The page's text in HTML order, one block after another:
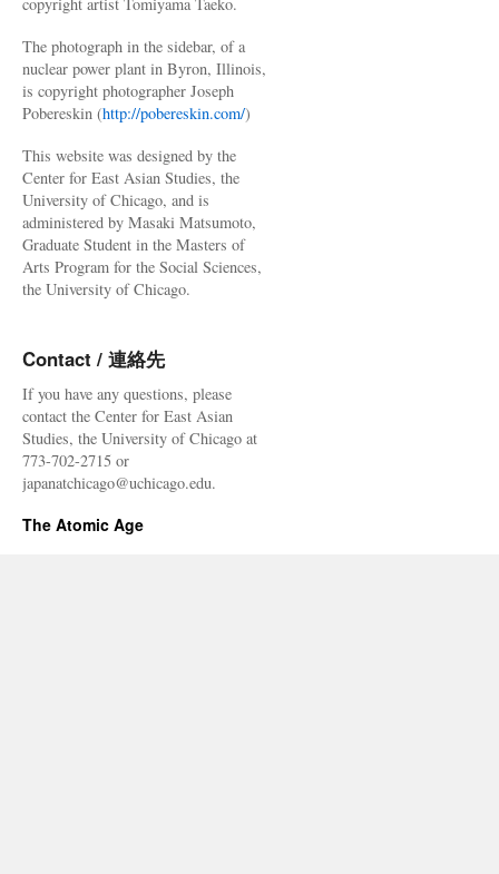
The photograph in the sidebar, of a
nuclear power plant in Byron, Illinois,
is copyright photographer Joseph
Pobereskin (http://pobereskin.com/)
This website was designed by the
Center for East Asian Studies, the
University of Chicago, and is
administered by Masaki Matsumoto,
Graduate Student in the Masters of
Arts Program for the Social Sciences,
the University of Chicago.
Contact / 連絡先
If you have any questions, please
contact the Center for East Asian
Studies, the University of Chicago at
773-702-2715 or
japanatchicago@uchicago.edu.
The Atomic Age